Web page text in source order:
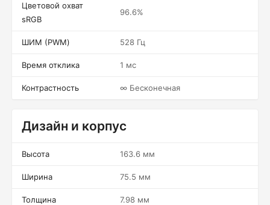
Цветовой охват
sRGB
96.6%
ШИМ (PWM) 528 Гц
Время отклика 1 мс
Контрастность ∞ Бесконечная
Дизайн и корпус
Высота 163.6 мм
Ширина 75.5 мм
Толщина 7.98 мм